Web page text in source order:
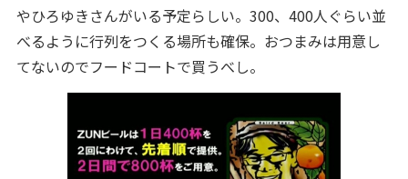
やひろゆきさんがいる予定らしい。300、400人ぐらい並
べるように行列をつくる場所も確保。おつまみは用意し
てないのでフードコートで買うべし。